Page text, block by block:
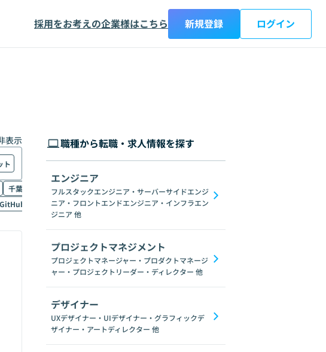
採用をお考えの企業様はこちら 新規登録 ログイン
表示
ト
千葉県 東京都 神奈川県 新潟県 富山県 石川県
GitHub Copilot ブロックチェーン ChatGPT Gemini
職種から転職・求人情報を探す
エンジニア
フルスタックエンジニア・サーバーサイドエンジ
ニア・フロントエンドエンジニア・インフラエン
ジニア 他
プロジェクトマネジメント
プロジェクトマネージャー・プロダクトマネージ
ャー・プロジェクトリーダー・ディレクター 他
デザイナー
UXデザイナー・UIデザイナー・グラフィックデ
ザイナー・アートディレクター 他